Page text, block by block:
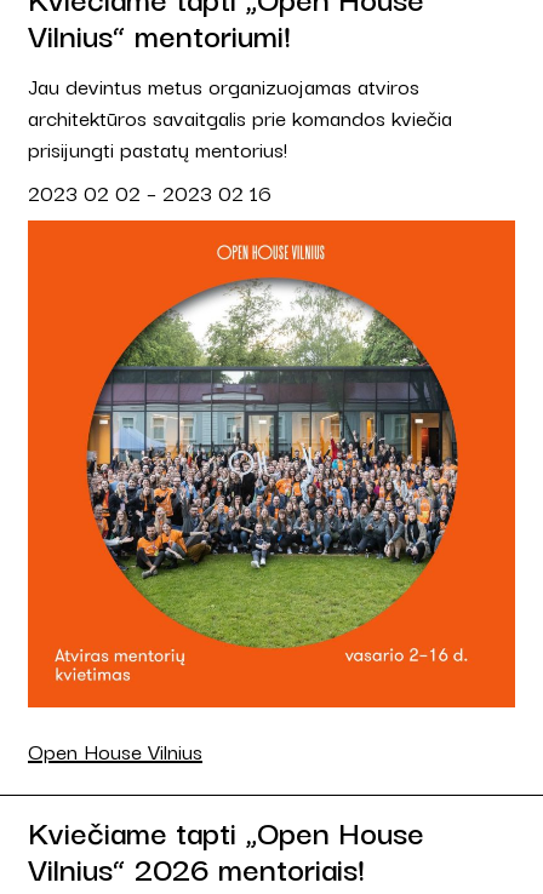
Vilnius“ mentoriumi!
Jau devintus metus organizuojamas atviros
architektūros savaitgalis prie komandos kviečia
prisijungti pastatų mentorius!
2023 02 02 – 2023 02 16
Open House Vilnius
Kviečiame tapti „Open House
Vilnius“ 2026 mentoriais!